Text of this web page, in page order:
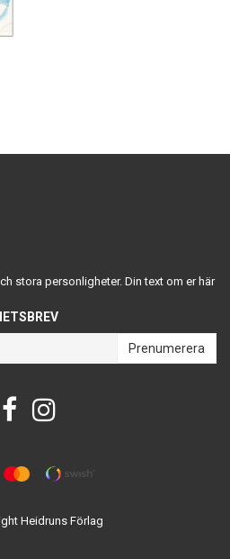
stora personligheter. Din text om er här
Prenumerera
Heidruns Förlag